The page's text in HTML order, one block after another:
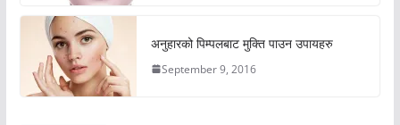
अनुहारको पिम्पलबाट मुक्ति पाउन उपायहरु
September 9, 2016